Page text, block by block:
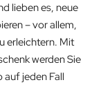
lieben es, neue
– vor allem,
erleichtern. Mit
werden Sie
jeden Fall